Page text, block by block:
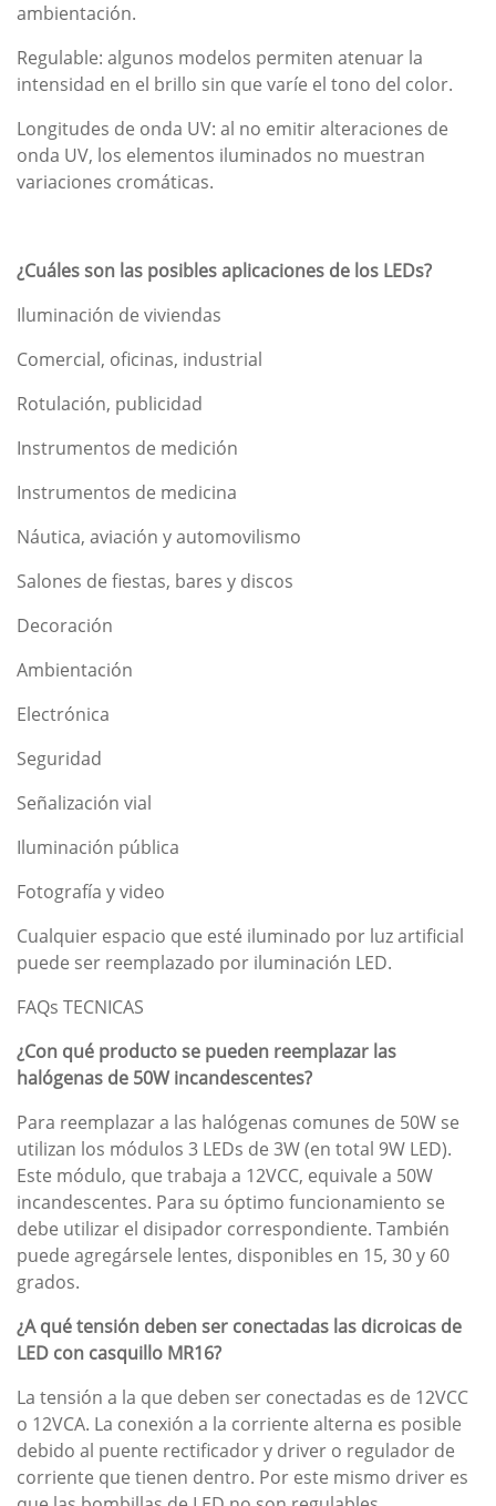
ambientación.
Regulable: algunos modelos permiten atenuar la
intensidad en el brillo sin que varíe el tono del color.
Longitudes de onda UV: al no emitir alteraciones de
onda UV, los elementos iluminados no muestran
variaciones cromáticas.
¿Cuáles son las posibles aplicaciones de los LEDs?
Iluminación de viviendas
Comercial, oficinas, industrial
Rotulación, publicidad
Instrumentos de medición
Instrumentos de medicina
Náutica, aviación y automovilismo
Salones de fiestas, bares y discos
Decoración
Ambientación
Electrónica
Seguridad
Señalización vial
Iluminación pública
Fotografía y video
Cualquier espacio que esté iluminado por luz artificial
puede ser reemplazado por iluminación LED.
FAQs TECNICAS
¿Con qué producto se pueden reemplazar las
halógenas de 50W incandescentes?
Para reemplazar a las halógenas comunes de 50W se
utilizan los módulos 3 LEDs de 3W (en total 9W LED).
Este módulo, que trabaja a 12VCC, equivale a 50W
incandescentes. Para su óptimo funcionamiento se
debe utilizar el disipador correspondiente. También
puede agregársele lentes, disponibles en 15, 30 y 60
grados.
¿A qué tensión deben ser conectadas las dicroicas de
LED con casquillo MR16?
La tensión a la que deben ser conectadas es de 12VCC
o 12VCA. La conexión a la corriente alterna es posible
debido al puente rectificador y driver o regulador de
corriente que tienen dentro. Por este mismo driver es